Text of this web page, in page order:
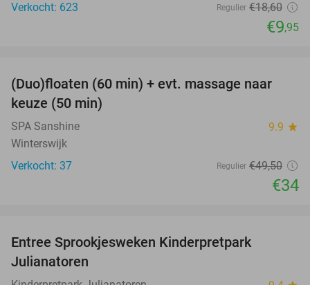
Verkocht: 623
Regulier €18,60
€9,95
31%
(Duo)floaten (60 min) + evt. massage naar
keuze (50 min)
SPA Sanshine 9.9 star
Winterswijk
Verkocht: 37
Regulier €49,50
€34
Entree Sprookjesweken Kinderpretpark
Julianatoren